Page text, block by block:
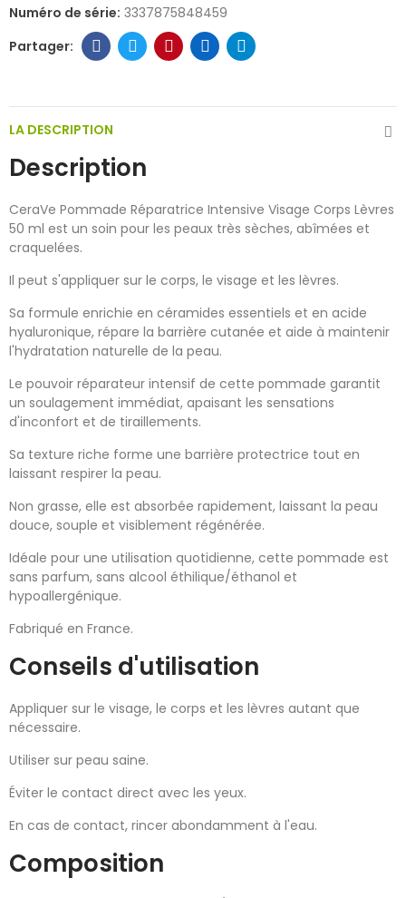
Numéro de série: 3337875848459
LA DESCRIPTION
Description
CeraVe Pommade Réparatrice Intensive Visage Corps Lèvres
50 ml est un soin pour les peaux très sèches, abîmées et
craquelées.
Il peut s'appliquer sur le corps, le visage et les lèvres.
Sa formule enrichie en céramides essentiels et en acide
hyaluronique, répare la barrière cutanée et aide à maintenir
l'hydratation naturelle de la peau.
Le pouvoir réparateur intensif de cette pommade garantit
un soulagement immédiat, apaisant les sensations
d'inconfort et de tiraillements.
Sa texture riche forme une barrière protectrice tout en
laissant respirer la peau.
Non grasse, elle est absorbée rapidement, laissant la peau
douce, souple et visiblement régénérée.
Idéale pour une utilisation quotidienne, cette pommade est
sans parfum, sans alcool éthilique/éthanol et
hypoallergénique.
Fabriqué en France.
Conseils d'utilisation
Appliquer sur le visage, le corps et les lèvres autant que
nécessaire.
Utiliser sur peau saine.
Éviter le contact direct avec les yeux.
En cas de contact, rincer abondamment à l'eau.
Composition